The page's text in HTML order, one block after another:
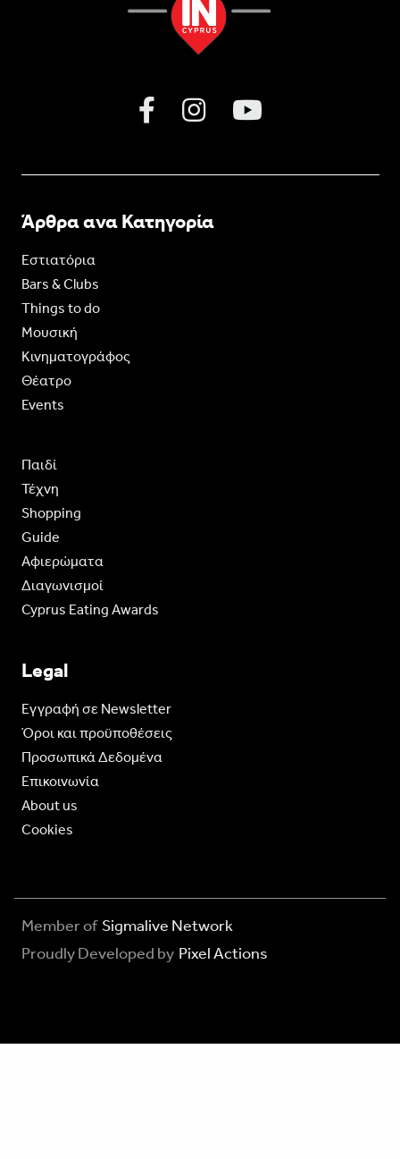
Άρθρα ανα Κατηγορία
Εστιατόρια
Bars & Clubs
Things to do
Moυσική
Κινηματογράφος
Θέατρο
Events
Παιδί
Τέχνη
Shopping
Guide
Aφιερώματα
Διαγωνισμοί
Cyprus Eating Awards
Legal
Eγγραφή σε Newsletter
Όροι και προϋποθέσεις
Προσωπικά Δεδομένα
Επικοινωνία
About us
Cookies
Member of Sigmalive Network
Proudly Developed by Pixel Actions